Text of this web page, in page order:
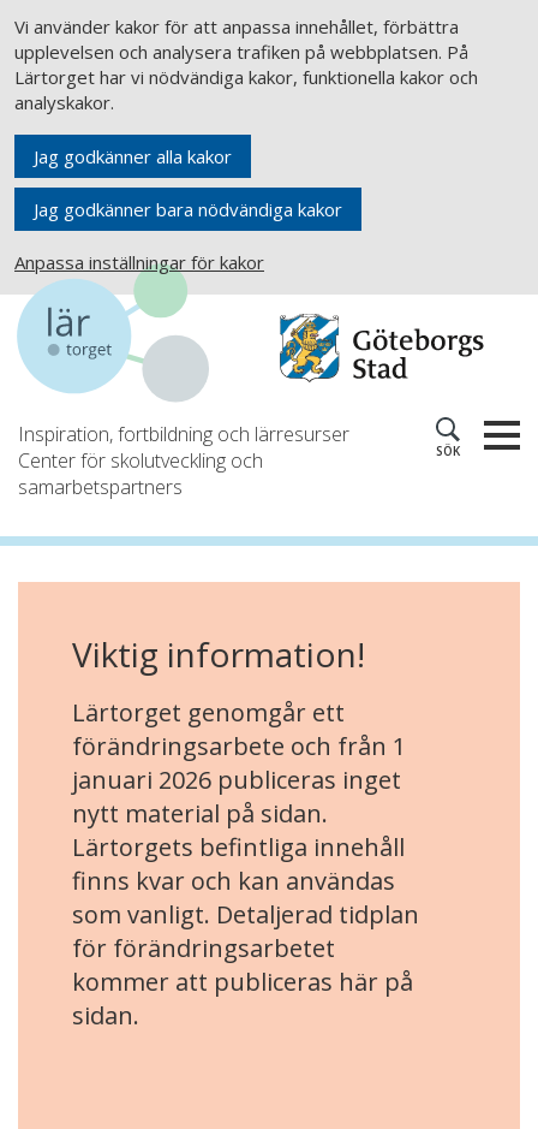
Vi använder kakor för att anpassa innehållet, förbättra
upplevelsen och analysera trafiken på webbplatsen. På
Lärtorget har vi nödvändiga kakor, funktionella kakor och
analyskakor.
Jag godkänner alla kakor
Jag godkänner bara nödvändiga kakor
Anpassa inställningar för kakor
Inspiration, fortbildning och lärresurser
Center för skolutveckling och
samarbetspartners
SÖK
Viktig information!
Lärtorget genomgår ett
förändringsarbete och från 1
januari 2026 publiceras inget
nytt material på sidan.
Lärtorgets befintliga innehåll
finns kvar och kan användas
som vanligt. Detaljerad tidplan
för förändringsarbetet
kommer att publiceras här på
sidan.